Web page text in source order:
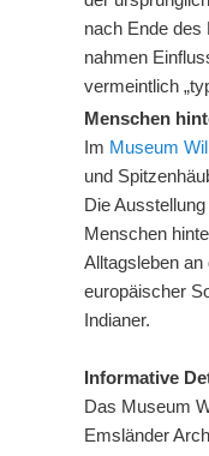
nach Ende des
nahmen
vermeintlich
Menschen
Im Museum
und
Die
Menschen
Alltagsleben
europäischer
Indianer.
Informative
Das Museum
Emsländer